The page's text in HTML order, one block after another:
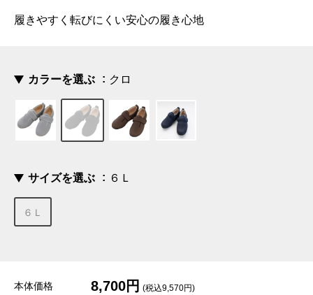
履きやすく転びにくい安心の履き心地
カラーを選ぶ クロ
サイズを選ぶ ６Ｌ
６Ｌ
本体価格 8,700円 (税込9,570円)